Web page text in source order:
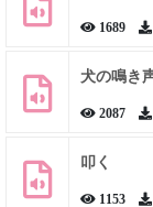
1689
犬の鳴き
2087
叩く
1153